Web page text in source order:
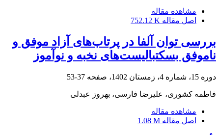
مشاهده مقاله
اصل مقاله 752.12 K
بررسی توان آلفا در پرتاب‌های آزاد موفق و
ناموفق بسکتبالیست‌های نخبه و نوآموز
دوره 15، شماره 4، زمستان 1402، صفحه 37-53
فاطمه کشوری، علیرضا فارسی، بهروز عبدلی
مشاهده مقاله
اصل مقاله 1.08 M